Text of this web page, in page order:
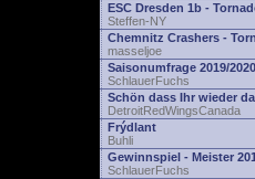
ESC Dresden 1b -
Steffen-NY
Chemnitz Crashers -
masseljoe
Saisonumfrage 2019/2020
SchlauerFuchs
Schön dass Ihr wieder
DetroitRedWingsCanada
Frýdlant
Buhli
Gewinnspiel - Meister
SchlauerFuchs